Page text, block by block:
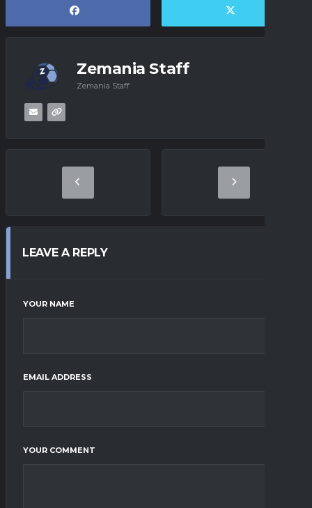
Zemania Staff
Zemania Staff
LEAVE A REPLY
YOUR NAME
EMAIL ADDRESS
YOUR COMMENT